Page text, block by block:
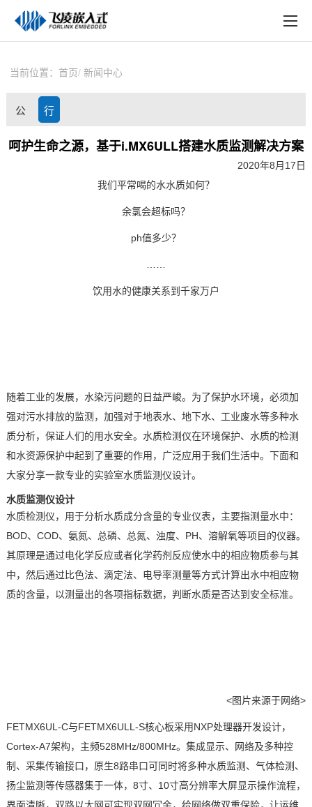
技术与支持
在线文档
在线购买
当前位置： 首页 新闻中心
公
司
行
业
呵护生命之源，基于i.MX6ULL搭建水质监测解决方案
2020年8月17日
我们平常喝的水水质如何？
余氯会超标吗？
ph值多少？
饮用水的健康关系到千家万户
随着工业的发展，水染污问题的日益严峻。为了保护水环境，必须加
强对污水排放的监测，加强对于地表水、地下水、工业废水等多种水
质分析，保证人们的用水安全。水质检测仪在环境保护、水质的检测
和水资源保护中起到了重要的作用，广泛应用于我们生活中。下面和
大家分享一款专业的实验室水质监测仪设计。
水质监测仪设计
水质检测仪，用于分析水质成分含量的专业仪表，主要指测量水中：
BOD、 COD、氨氮、总磷、总氮、浊度、 PH、溶解氧等项目的仪器。
其原理是通过电化学反应或者化学药剂反应使水中的相应物质参与其
中，然后通过比色法、滴定法、电导率测量等方式计算出水中相应物
质的含量，以测量出的各项指标数据，判断水质是否达到安全标准。
<图片来源于网络>
FETMX6UL -C与FETMX6ULL -S核心板采用NXP处理器开发设计，
Cortex-A7架构，主频528MHz/800MHz。集成显示、网络及多种控
制、采集传输接口，原生8路串口可同时将多种水质监测、气体检测、
扬尘监测等传感器集于一体， 8寸、 10寸高分辨率大屏显示操作流程，